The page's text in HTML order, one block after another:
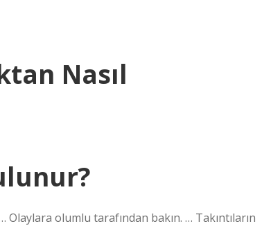
Nasıl
Olaylara olumlu tarafından bakın. … Takıntıların